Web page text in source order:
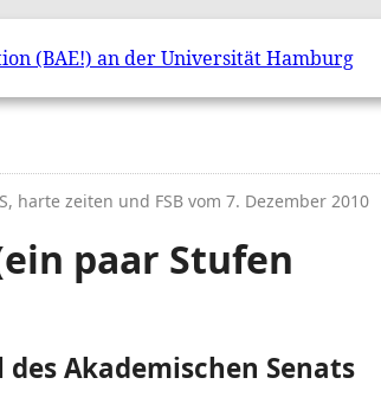
harte zeiten und FSB vom 7. Dezember 2010
paar Stufen
Akademischen Senats